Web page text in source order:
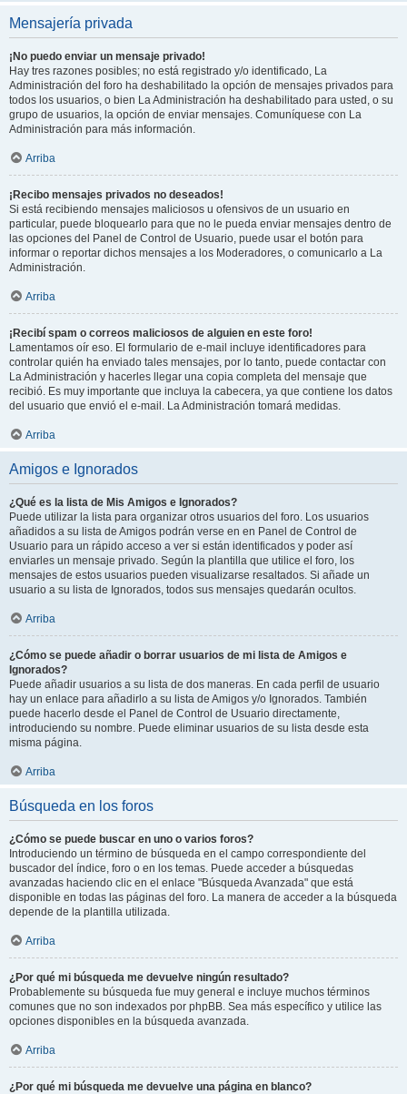
Mensajería privada
¡No puedo enviar un mensaje privado!
Hay tres razones posibles; no está registrado y/o identificado, La
Administración del foro ha deshabilitado la opción de mensajes privados para
todos los usuarios, o bien La Administración ha deshabilitado para usted, o su
grupo de usuarios, la opción de enviar mensajes. Comuníquese con La
Administración para más información.
Arriba
¡Recibo mensajes privados no deseados!
Si está recibiendo mensajes maliciosos u ofensivos de un usuario en
particular, puede bloquearlo para que no le pueda enviar mensajes dentro de
las opciones del Panel de Control de Usuario, puede usar el botón para
informar o reportar dichos mensajes a los Moderadores, o comunicarlo a La
Administración.
Arriba
¡Recibí spam o correos maliciosos de alguien en este foro!
Lamentamos oír eso. El formulario de e-mail incluye identificadores para
controlar quién ha enviado tales mensajes, por lo tanto, puede contactar con
La Administración y hacerles llegar una copia completa del mensaje que
recibió. Es muy importante que incluya la cabecera, ya que contiene los datos
del usuario que envió el e-mail. La Administración tomará medidas.
Arriba
Amigos e Ignorados
¿Qué es la lista de Mis Amigos e Ignorados?
Puede utilizar la lista para organizar otros usuarios del foro. Los usuarios
añadidos a su lista de Amigos podrán verse en en Panel de Control de
Usuario para un rápido acceso a ver si están identificados y poder así
enviarles un mensaje privado. Según la plantilla que utilice el foro, los
mensajes de estos usuarios pueden visualizarse resaltados. Si añade un
usuario a su lista de Ignorados, todos sus mensajes quedarán ocultos.
Arriba
¿Cómo se puede añadir o borrar usuarios de mi lista de Amigos e
Ignorados?
Puede añadir usuarios a su lista de dos maneras. En cada perfil de usuario
hay un enlace para añadirlo a su lista de Amigos y/o Ignorados. También
puede hacerlo desde el Panel de Control de Usuario directamente,
introduciendo su nombre. Puede eliminar usuarios de su lista desde esta
misma página.
Arriba
Búsqueda en los foros
¿Cómo se puede buscar en uno o varios foros?
Introduciendo un término de búsqueda en el campo correspondiente del
buscador del índice, foro o en los temas. Puede acceder a búsquedas
avanzadas haciendo clic en el enlace "Búsqueda Avanzada" que está
disponible en todas las páginas del foro. La manera de acceder a la búsqueda
depende de la plantilla utilizada.
Arriba
¿Por qué mi búsqueda me devuelve ningún resultado?
Probablemente su búsqueda fue muy general e incluye muchos términos
comunes que no son indexados por phpBB. Sea más específico y utilice las
opciones disponibles en la búsqueda avanzada.
Arriba
¿Por qué mi búsqueda me devuelve una página en blanco?